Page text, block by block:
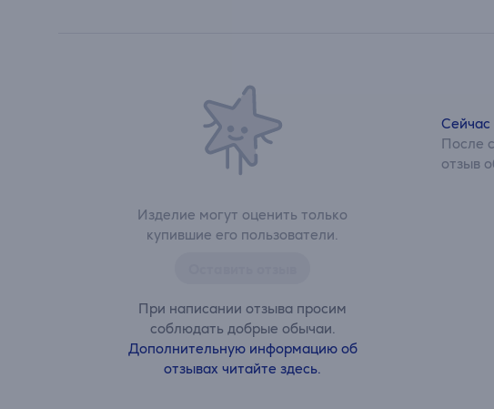
Изделие могут оценить только
купившие его пользователи.
При написании отзыва просим
соблюдать добрые обычаи.
Дополнительную информацию об
отзывах читайте здесь.
Сейчас
После
отзыв